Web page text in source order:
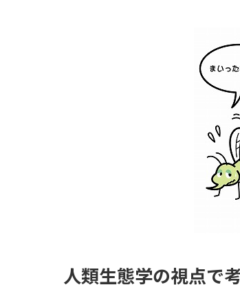
人類生態学の視点で